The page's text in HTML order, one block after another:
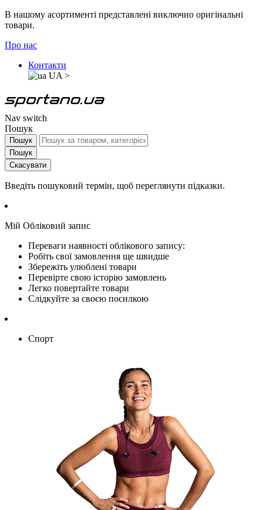
В нашому асортименті представлені виключно оригінальні
товари.
Про нас
Контакти
UA >
Nav switch
Пошук
Пошук
Пошук
Скасувати
Введіть пошуковий термін, щоб переглянути підказки.
Мій Обліковий запис
Переваги наявності облікового запису:
Робіть свої замовлення ще швидше
Збережіть улюблені товари
Перевірте свою історію замовлень
Легко повертайте товари
Слідкуйте за своєю посилкою
Спорт